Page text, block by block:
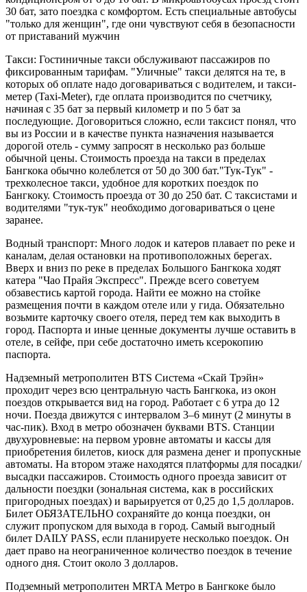
30 бат, зато поездка с комфортом. Есть специальные автобусы
"только для женщин", где они чувствуют себя в безопасности
от приставаний мужчин
Такси: Гостиничные такси обслуживают пассажиров по
фиксированным тарифам. "Уличные" такси делятся на те, в
которых об оплате надо договариваться с водителем, и такси-
метер (Taxi-Meter), где оплата производится по счетчику,
начиная с 35 бат за первый километр и по 5 бат за
последующие. Договориться сложно, если таксист понял, что
вы из России и в качестве пункта назначения называется
дорогой отель - сумму запросят в несколько раз больше
обычной цены. Стоимость проезда на такси в пределах
Бангкока обычно колеблется от 50 до 300 бат."Тук-Тук" -
трехколесное такси, удобное для коротких поездок по
Бангкоку. Стоимость проезда от 30 до 250 бат. С таксистами и
водителями "тук-тук" необходимо договариваться о цене
заранее.
Водный транспорт: Много лодок и катеров плавает по реке и
каналам, делая остановки на противоположных берегах.
Вверх и вниз по реке в пределах Большого Бангкока ходят
катера "Чао Прайя Экспресс". Прежде всего советуем
обзавестись картой города. Найти ее можно на стойке
размещения почти в каждом отеле или у гида. Обязательно
возьмите карточку своего отеля, перед тем как выходить в
город. Паспорта и иные ценные документы лучше оставить в
отеле, в сейфе, при себе достаточно иметь ксерокопию
паспорта.
Надземный метрополитен BTS Система «Скай Трэйн»
проходит через всю центральную часть Бангкока, из окон
поездов открывается вид на город. Работает с 6 утра до 12
ночи. Поезда движутся с интервалом 3–6 минут (2 минуты в
час-пик). Вход в метро обозначен буквами BTS. Станции
двухуровневые: на первом уровне автоматы и кассы для
приобретения билетов, киоск для размена денег и пропускные
автоматы. На втором этаже находятся платформы для посадки/
высадки пассажиров. Стоимость одного проезда зависит от
дальности поездки (зональная система, как в российских
пригородных поездах) и варьируется от 0,25 до 1,5 долларов.
Билет ОБЯЗАТЕЛЬНО сохраняйте до конца поездки, он
служит пропуском для выхода в город. Самый выгодный
билет DAILY PASS, если планируете несколько поездок. Он
дает право на неограниченное количество поездок в течение
одного дня. Стоит около 3 долларов.
Подземный метрополитен MRTA Метро в Бангкоке было